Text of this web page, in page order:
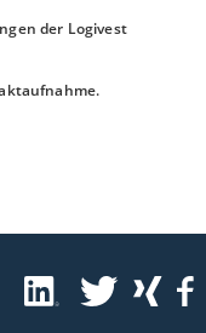
der Logivest